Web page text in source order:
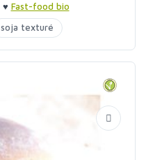
♥ Fast-food bio
soja texturé